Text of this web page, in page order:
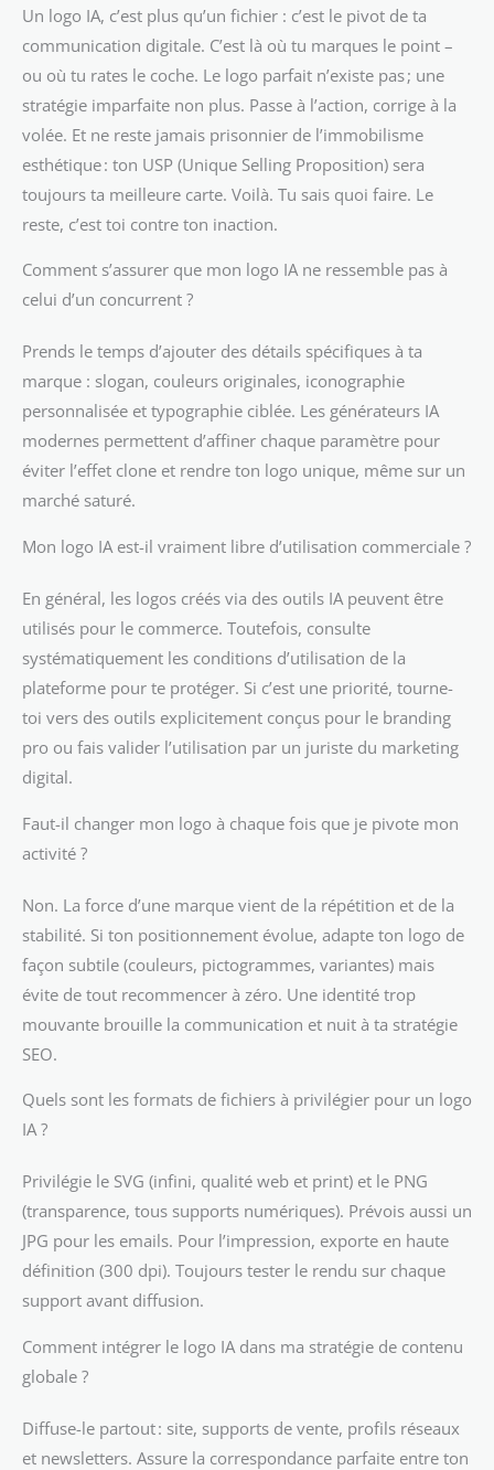
Un logo IA, c’est plus qu’un fichier : c’est le pivot de ta
communication digitale. C’est là où tu marques le point –
ou où tu rates le coche. Le logo parfait n’existe pas ; une
stratégie imparfaite non plus. Passe à l’action, corrige à la
volée. Et ne reste jamais prisonnier de l’immobilisme
esthétique : ton USP (Unique Selling Proposition) sera
toujours ta meilleure carte. Voilà. Tu sais quoi faire. Le
reste, c’est toi contre ton inaction.
Comment s’assurer que mon logo IA ne ressemble pas à
celui d’un concurrent ?
Prends le temps d’ajouter des détails spécifiques à ta
marque : slogan, couleurs originales, iconographie
personnalisée et typographie ciblée. Les générateurs IA
modernes permettent d’affiner chaque paramètre pour
éviter l’effet clone et rendre ton logo unique, même sur un
marché saturé.
Mon logo IA est-il vraiment libre d’utilisation commerciale ?
En général, les logos créés via des outils IA peuvent être
utilisés pour le commerce. Toutefois, consulte
systématiquement les conditions d’utilisation de la
plateforme pour te protéger. Si c’est une priorité, tourne-
toi vers des outils explicitement conçus pour le branding
pro ou fais valider l’utilisation par un juriste du marketing
digital.
Faut-il changer mon logo à chaque fois que je pivote mon
activité ?
Non. La force d’une marque vient de la répétition et de la
stabilité. Si ton positionnement évolue, adapte ton logo de
façon subtile (couleurs, pictogrammes, variantes) mais
évite de tout recommencer à zéro. Une identité trop
mouvante brouille la communication et nuit à ta stratégie
SEO.
Quels sont les formats de fichiers à privilégier pour un logo
IA ?
Privilégie le SVG (infini, qualité web et print) et le PNG
(transparence, tous supports numériques). Prévois aussi un
JPG pour les emails. Pour l’impression, exporte en haute
définition (300 dpi). Toujours tester le rendu sur chaque
support avant diffusion.
Comment intégrer le logo IA dans ma stratégie de contenu
globale ?
Diffuse-le partout : site, supports de vente, profils réseaux
et newsletters. Assure la correspondance parfaite entre ton